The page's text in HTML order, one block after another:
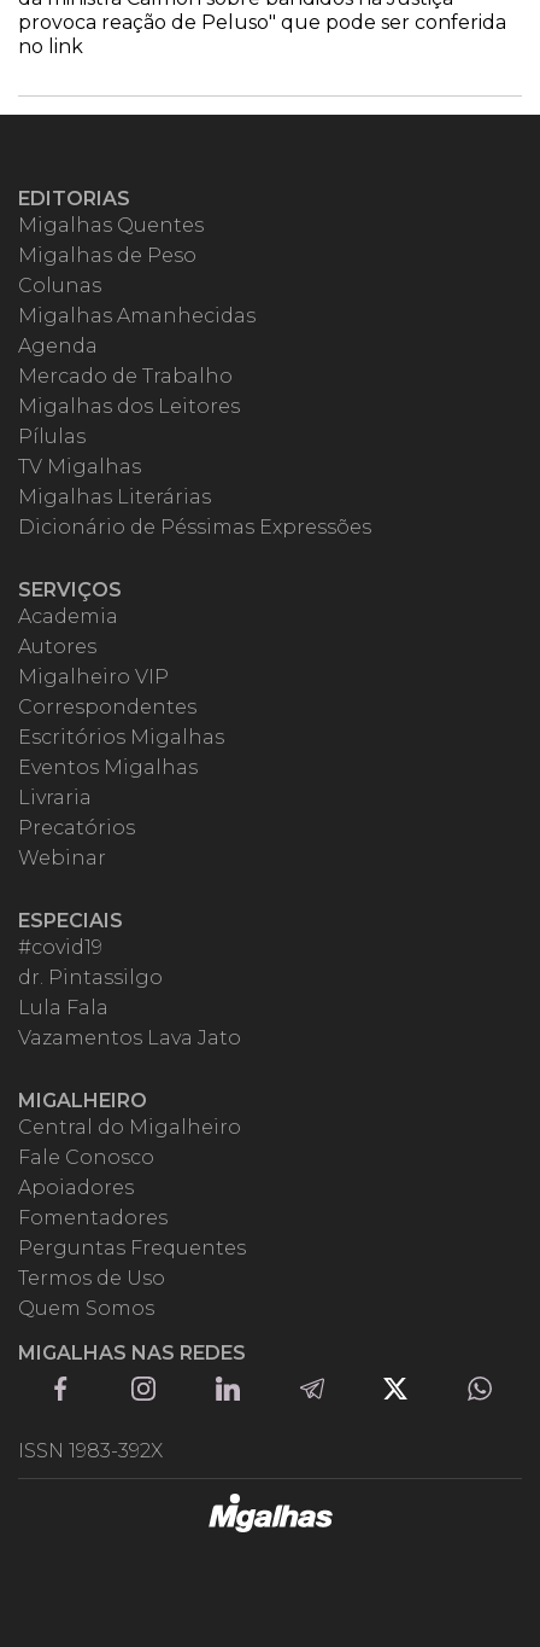
provoca reação de Peluso" que pode ser conferida
no link
EDITORIAS
Migalhas Quentes
Migalhas de Peso
Colunas
Migalhas Amanhecidas
Agenda
Mercado de Trabalho
Migalhas dos Leitores
Pílulas
TV Migalhas
Migalhas Literárias
Dicionário de Péssimas Expressões
SERVIÇOS
Academia
Autores
Migalheiro VIP
Correspondentes
Escritórios Migalhas
Eventos Migalhas
Livraria
Precatórios
Webinar
ESPECIAIS
#covid19
dr. Pintassilgo
Lula Fala
Vazamentos Lava Jato
MIGALHEIRO
Central do Migalheiro
Fale Conosco
Apoiadores
Fomentadores
Perguntas Frequentes
Termos de Uso
Quem Somos
MIGALHAS NAS REDES
ISSN 1983-392X